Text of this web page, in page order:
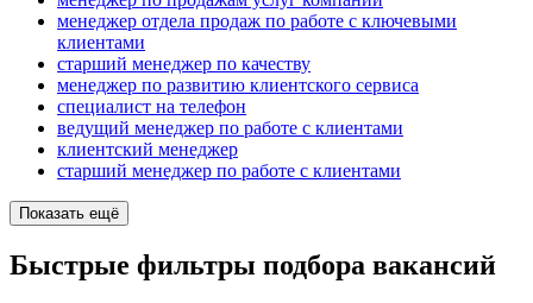
менеджер отдела продаж по работе с ключевыми
клиентами
старший менеджер по качеству
менеджер по развитию клиентского сервиса
специалист на телефон
ведущий менеджер по работе с клиентами
клиентский менеджер
старший менеджер по работе с клиентами
Показать ещё
Быстрые фильтры подбора вакансий